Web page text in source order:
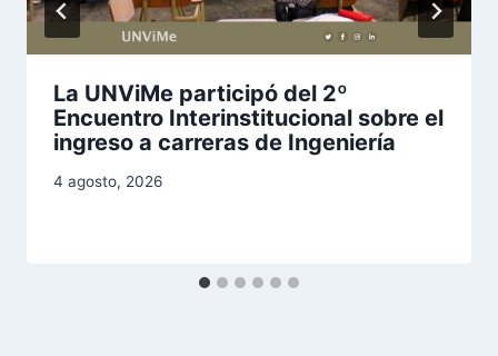
La UNViMe participó del 2º
Encuentro Interinstitucional sobre el
ingreso a carreras de Ingeniería
4 agosto, 2026